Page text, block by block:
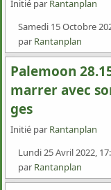
Initié par Rantanplan
Samedi 15 Octobre
par Rantanplan
Palemoon
marrer avec
ges
Initié par Rantanplan
Lundi 25 Avril 2022,
par Rantanplan